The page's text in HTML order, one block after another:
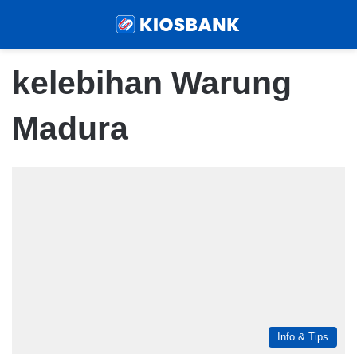
kelebihan Warung
Madura
Info & Tips